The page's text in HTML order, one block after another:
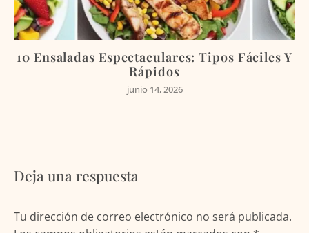
10 Ensaladas Espectaculares: Tipos Fáciles Y
Rápidos
junio 14, 2026
Deja una respuesta
Tu dirección de correo electrónico no será publicada.